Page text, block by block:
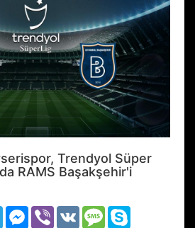
Trendyol Süper
RAMS Başakşehir'i
TelegramMessenger
Viber VK Message